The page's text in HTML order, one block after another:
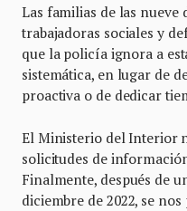
Las familias de las nueve
trabajadoras sociales y
que la policía ignora a
sistemática, en lugar de
proactiva o de dedicar
El Ministerio del Interior
solicitudes de
Finalmente, después de
diciembre de 2022, se